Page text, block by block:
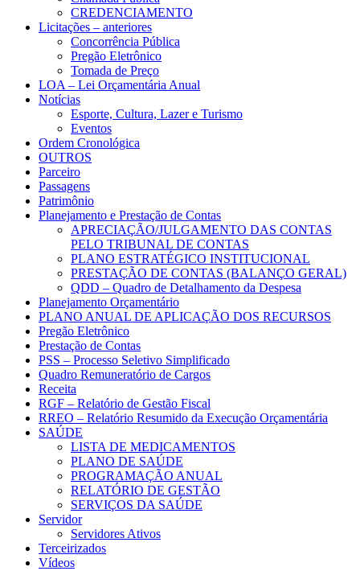
CREDENCIAMENTO
Licitações – anteriores
Concorrência Pública
Pregão Eletrônico
Tomada de Preço
LOA – Lei Orçamentária Anual
Notícias
Esporte, Cultura, Lazer e Turismo
Eventos
Ordem Cronológica
OUTROS
Parceiro
Passagens
Patrimônio
Planejamento e Prestação de Contas
APRECIAÇÃO/JULGAMENTO DAS CONTAS
PELO TRIBUNAL DE CONTAS
PLANO ESTRATÉGICO INSTITUCIONAL
PRESTAÇÃO DE CONTAS (BALANÇO GERAL)
QDD – Quadro de Detalhamento da Despesa
Planejamento Orçamentário
PLANO ANUAL DE APLICAÇÃO DOS RECURSOS
Pregão Eletrônico
Prestação de Contas
PSS – Processo Seletivo Simplificado
Quadro Remuneratório de Cargos
Receita
RGF – Relatório de Gestão Fiscal
RREO – Relatório Resumido da Execução Orçamentária
SAÚDE
LISTA DE MEDICAMENTOS
PLANO DE SAÚDE
PROGRAMAÇÃO ANUAL
RELATÓRIO DE GESTÃO
SERVIÇOS DA SAÚDE
Servidor
Servidores Ativos
Terceirizados
Vídeos